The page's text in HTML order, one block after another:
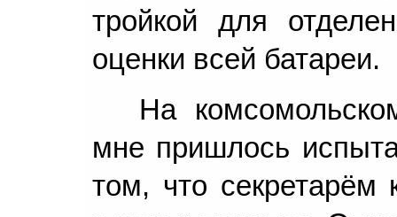
тройкой для
оценки всей батареи.
На
мне пришлось
том, что секретарём